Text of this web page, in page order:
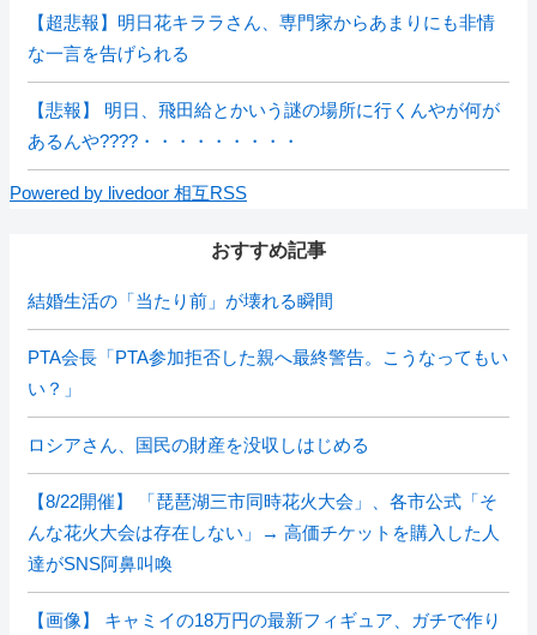
【超悲報】明日花キララさん、専門家からあまりにも非情
な一言を告げられる
【悲報】 明日、飛田給とかいう謎の場所に行くんやが何が
あるんや????・・・・・・・・・
Powered by livedoor 相互RSS
おすすめ記事
結婚生活の「当たり前」が壊れる瞬間
PTA会長「PTA参加拒否した親へ最終警告。こうなってもい
い？」
ロシアさん、国民の財産を没収しはじめる
【8/22開催】 「琵琶湖三市同時花火大会」、各市公式「そ
んな花火大会は存在しない」→ 高価チケットを購入した人
達がSNS阿鼻叫喚
【画像】 キャミイの18万円の最新フィギュア、ガチで作り